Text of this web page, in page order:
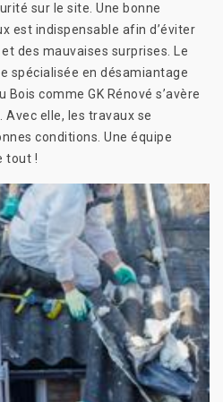
sur le site. Une bonne
est indispensable afin d’éviter
des mauvaises surprises. Le
spécialisée en désamiantage
comme GK Rénové s’avère
elle, les travaux se
conditions. Une équipe
tout !